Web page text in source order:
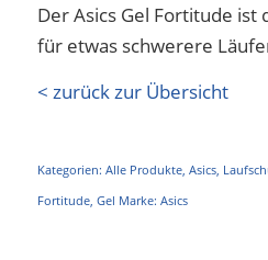
Der Asics Gel Fortitude ist
für etwas schwerere
< zurück zur Übersicht
Kategorien: Alle Produkte, Asics,
Fortitude, Gel Marke: Asics